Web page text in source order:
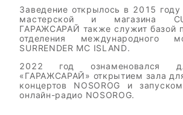
Заведение открылось в 2015 году
мастерской и магазина
ГАРАЖСАРАЙ также служит базой
отделения международного
SURRENDER MC ISLAND.
2022 год ознаменовался
«ГАРАЖСАРАЙ» открытием зала
концертов NOSOROG и
онлайн-радио NOSOROG.